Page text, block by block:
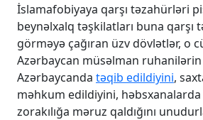
İslamafobiyaya qarşı təzahürləri
beynəlxalq təşkilatları buna qarşı
görməyə çağıran üzv dövlətlər, o
Azərbaycan müsəlman
Azərbaycanda təqib edildiyini,
məhkum edildiyini,
zorakılığa məruz qaldığını